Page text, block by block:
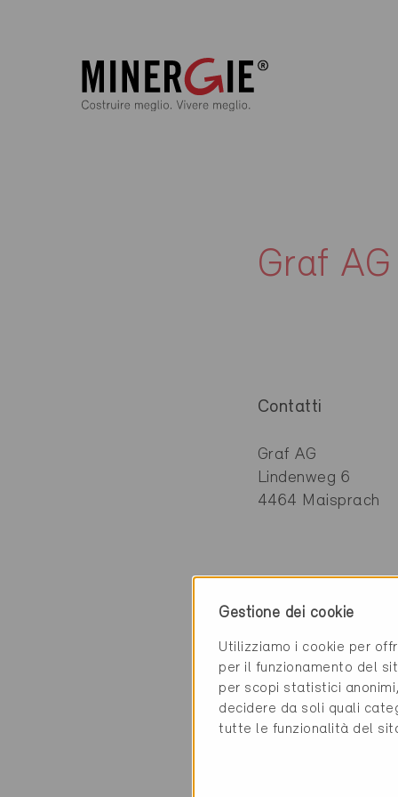
Graf AG
Contatti
Graf AG
Lindenweg 6
4464 Maisprach
Categoria
Realizzazione
Involucro
Gestione dei cookie
Utilizziamo i cookie per
per il funzionamento del
per scopi statistici
decidere da soli quali
tutte le funzionalità del